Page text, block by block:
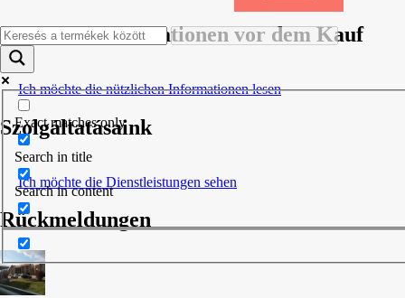
Exact matches only
Search in title
Search in content
Nützliche Informationen vor dem Kauf
Ich möchte die nützlichen Informationen lesen
Szolgáltatásaink
Ich möchte die Dienstleistungen sehen
Rückmeldungen